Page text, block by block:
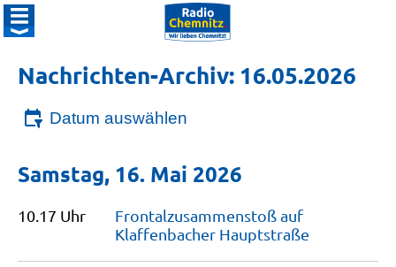
Nachrichten-Archiv: 16.05.2026
Datum auswählen
Samstag, 16. Mai 2026
10.17 Uhr
Frontalzusammenstoß auf
Klaffenbacher Hauptstraße